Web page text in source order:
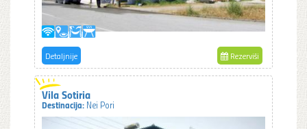
Detaljnije Rezerviši
Vila Sotiria
Destinacija: Nei Pori